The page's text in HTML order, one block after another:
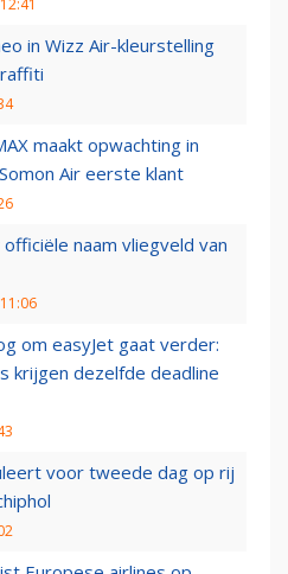
in Wizz Air-kleurstelling
maakt opwachting in
Air eerste klant
naam vliegveld van
om easyJet gaat verder:
krijgen dezelfde deadline
voor tweede dag op rij